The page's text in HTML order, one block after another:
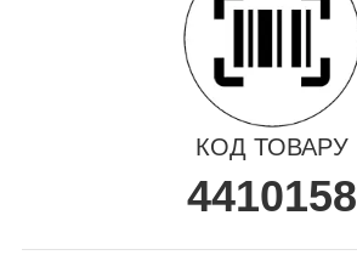
КОД ТОВАРУ
4410158